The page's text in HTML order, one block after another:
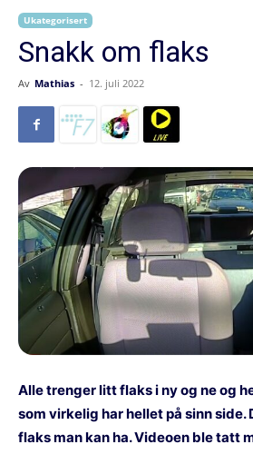
Ukategorisert
Snakk om flaks
Av Mathias - 12. juli 2022
Alle trenger litt flaks i ny og ne og
som virkelig har hellet på sinn side.
flaks man kan ha. Videoen ble tatt